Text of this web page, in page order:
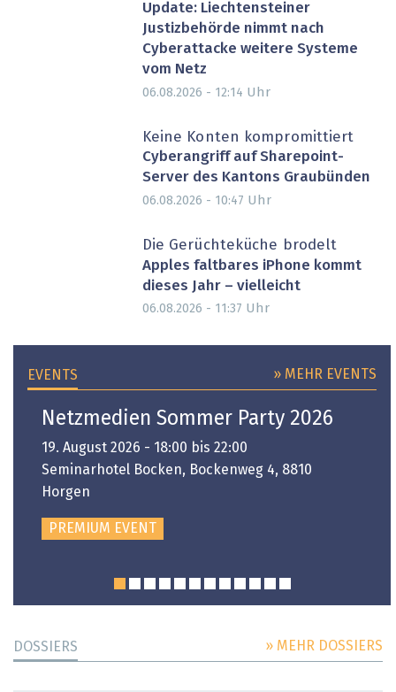
Update: Liechtensteiner
Justizbehörde nimmt nach
Cyberattacke weitere Systeme
vom Netz
06.08.2026 - 12:14 Uhr
Keine Konten kompromittiert
Cyberangriff auf Sharepoint-
Server des Kantons Graubünden
06.08.2026 - 10:47 Uhr
Die Gerüchteküche brodelt
Apples faltbares iPhone kommt
dieses Jahr – vielleicht
06.08.2026 - 11:37 Uhr
EVENTS » MEHR EVENTS
Netzmedien Sommer Party 2026
19. August 2026 - 18:00 bis 22:00
Seminarhotel Bocken, Bockenweg 4, 8810
Horgen
PREMIUM EVENT
DOSSIERS » MEHR DOSSIERS